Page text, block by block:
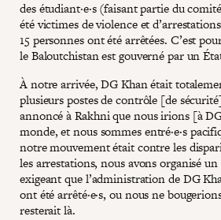
des étudiant·e·s (faisant partie du
été victimes de violence et
15 personnes ont été arrêtées. C’est
le Baloutchistan est gouverné par un
À notre arrivée, DG Khan était
plusieurs postes de contrôle [de
annoncé à Rakhni que nous irions [à
monde, et nous sommes entré·e·s
notre mouvement était contre les
les arrestations, nous avons organisé
exigeant que l’administration de DG
ont été arrêté·e·s, ou nous ne
resterait là.